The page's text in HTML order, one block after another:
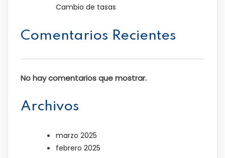
Cambio de tasas
Comentarios Recientes
No hay comentarios que mostrar.
Archivos
marzo 2025
febrero 2025